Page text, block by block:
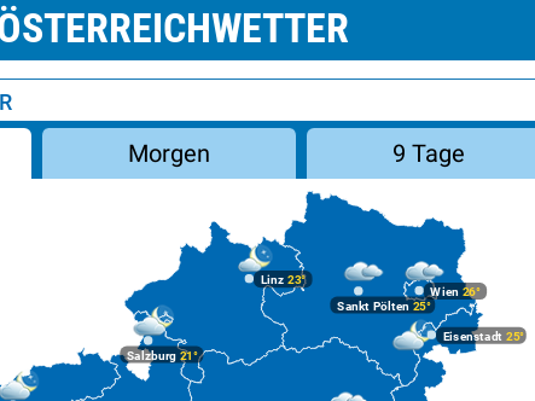
Morgen 9 Tage
Linz 23°
Salzburg21°
Wien 26°
Eisenstadt 25°
Sankt Pölten 25°